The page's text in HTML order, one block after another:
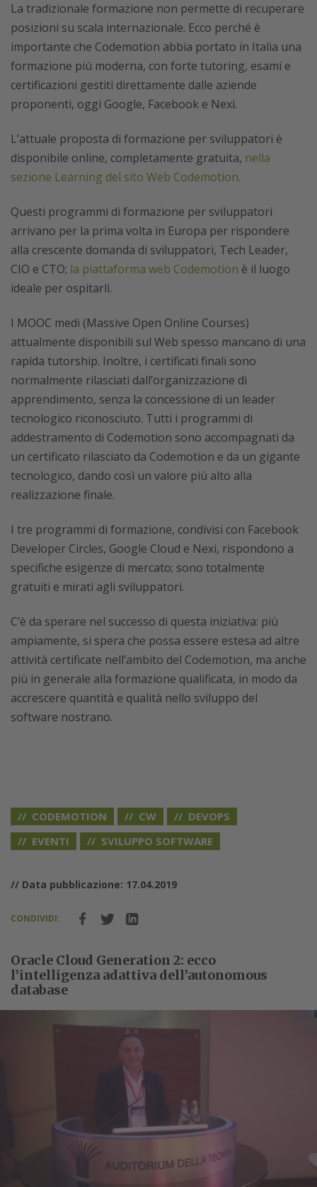
La tradizionale formazione non permette di recuperare
posizioni su scala internazionale. Ecco perché è
importante che Codemotion abbia portato in Italia una
formazione più moderna, con forte tutoring, esami e
certificazioni gestiti direttamente dalle aziende
proponenti, oggi Google, Facebook e Nexi.
L’attuale proposta di formazione per sviluppatori è
disponibile online, completamente gratuita, nella
sezione Learning del sito Web Codemotion.
Questi programmi di formazione per sviluppatori
arrivano per la prima volta in Europa per rispondere
alla crescente domanda di sviluppatori, Tech Leader,
CIO e CTO; la piattaforma web Codemotion è il luogo
ideale per ospitarli.
I MOOC medi (Massive Open Online Courses)
attualmente disponibili sul Web spesso mancano di una
rapida tutorship. Inoltre, i certificati finali sono
normalmente rilasciati dall’organizzazione di
apprendimento, senza la concessione di un leader
tecnologico riconosciuto. Tutti i programmi di
addestramento di Codemotion sono accompagnati da
un certificato rilasciato da Codemotion e da un gigante
tecnologico, dando così un valore più alto alla
realizzazione finale.
I tre programmi di formazione, condivisi con Facebook
Developer Circles, Google Cloud e Nexi, rispondono a
specifiche esigenze di mercato; sono totalmente
gratuiti e mirati agli sviluppatori.
C’è da sperare nel successo di questa iniziativa: più
ampiamente, si spera che possa essere estesa ad altre
attività certificate nell’ambito del Codemotion, ma anche
più in generale alla formazione qualificata, in modo da
accrescere quantità e qualità nello sviluppo del
software nostrano.
CODEMOTION CW
DEVOPS
EVENTI
SVILUPPO SOFTWARE
// Data pubblicazione: 17.04.2019
CONDIVIDI:
Oracle Cloud Generation 2: ecco
l’intelligenza adattiva dell’autonomous
database